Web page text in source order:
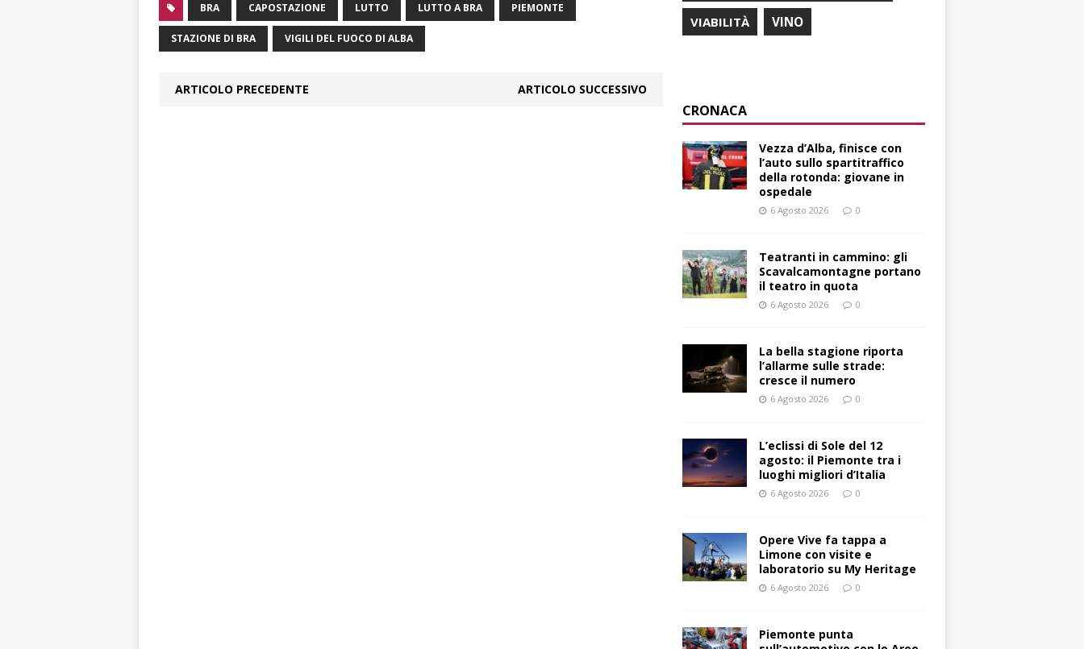
BRA CAPOSTAZIONE LUTTO LUTTO A BRA PIEMONTE
STAZIONE DI BRA VIGILI DEL FUOCO DI ALBA
ARTICOLO PRECEDENTE ARTICOLO SUCCESSIVO
VIABILITÀ VINO
CRONACA
Vezza d’Alba, finisce con
l’auto sullo spartitraffico
della rotonda: giovane in
ospedale
6 Agosto 2026 0
Teatranti in cammino: gli
Scavalcamontagne portano
il teatro in quota
6 Agosto 2026 0
La bella stagione riporta
l’allarme sulle strade:
cresce il numero
6 Agosto 2026 0
L’eclissi di Sole del 12
agosto: il Piemonte tra i
luoghi migliori d’Italia
6 Agosto 2026 0
Opere Vive fa tappa a
Limone con visite e
laboratorio su My Heritage
6 Agosto 2026 0
Piemonte punta